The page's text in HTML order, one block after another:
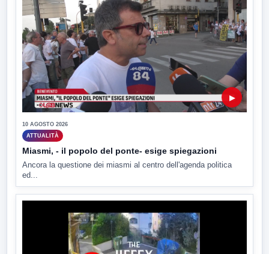
▶
10 AGOSTO 2026
ATTUALITÀ
Miasmi, - il popolo del ponte- esige spiegazioni
Ancora la questione dei miasmi al centro dell'agenda politica
ed...